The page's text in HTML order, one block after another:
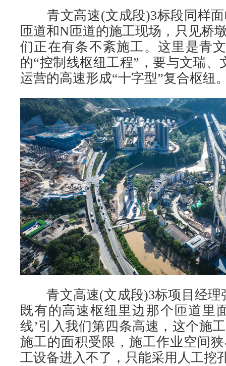
青文高速(文成段)3标段同样面
匝道和N匝道的施工现场，只见桥
们正在有条不紊施工。这里是青
的“控制线枢纽工程”，要与文瑞、
运营的高速形成“十字型”复合枢纽
青文高速(文成段)3标项目经理
既有的高速枢纽里边那个匝道里
线’引入我们第四条高速，这个施
施工的面积受限，施工作业空间
工设备进入不了，只能采用人工挖